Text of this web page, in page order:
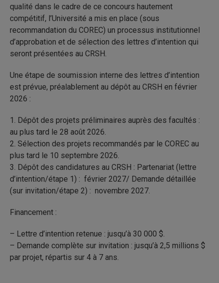
qualité dans le cadre de ce concours hautement
compétitif, l’Université a mis en place (sous
recommandation du COREC) un processus institutionnel
d’approbation et de sélection des lettres d’intention qui
seront présentées au CRSH.
Une étape de soumission interne des lettres d’intention
est prévue, préalablement au dépôt au CRSH en février
2026 :
1. Dépôt des projets préliminaires auprès des facultés :
au plus tard le 28 août 2026.
2. Sélection des projets recommandés par le COREC au
plus tard le 10 septembre 2026.
3. Dépôt des candidatures au CRSH : Partenariat (lettre
d’intention/étape 1) : février 2027/ Demande détaillée
(sur invitation/étape 2) : novembre 2027.
Financement :
– Lettre d’intention retenue : jusqu’à 30 000 $.
– Demande complète sur invitation : jusqu’à 2,5 millions $
par projet, répartis sur 4 à 7 ans.